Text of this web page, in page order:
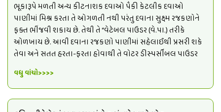
ભૂકારૂપે મળતી અન્ય કીટનાશક દવાઓ પૈકી કેટલીક દવાઓ
પાણીમાં મિશ્ર કરતા તે ઓગળતી નથી પરંતુ દવાના સુક્ષ્મ રજકણોને
ફક્ત ભીંજવી શકાય છે. તેથી તે “વેટેબલ પાઉડર (વે.પા.) તરીકે
ઓળખાય છે. આવી દવાના રજકણો પાણીમાં સહેલાઈથી પ્રસરી શકે
તેવા અને સતત હરતા-ફરતા હોવાથી તે વોટર ડીસ્પર્સીબલ પાઉડર
વધુ વાંચો>>>>